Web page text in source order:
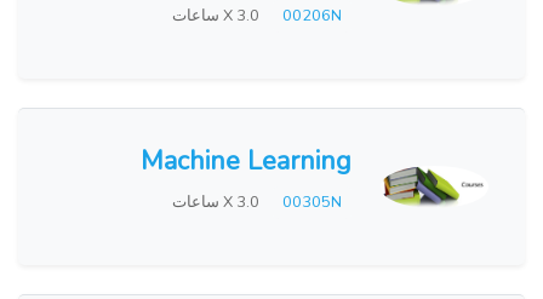
00206N X 3.0 ساعات
Machine Learning
00305N X 3.0 ساعات